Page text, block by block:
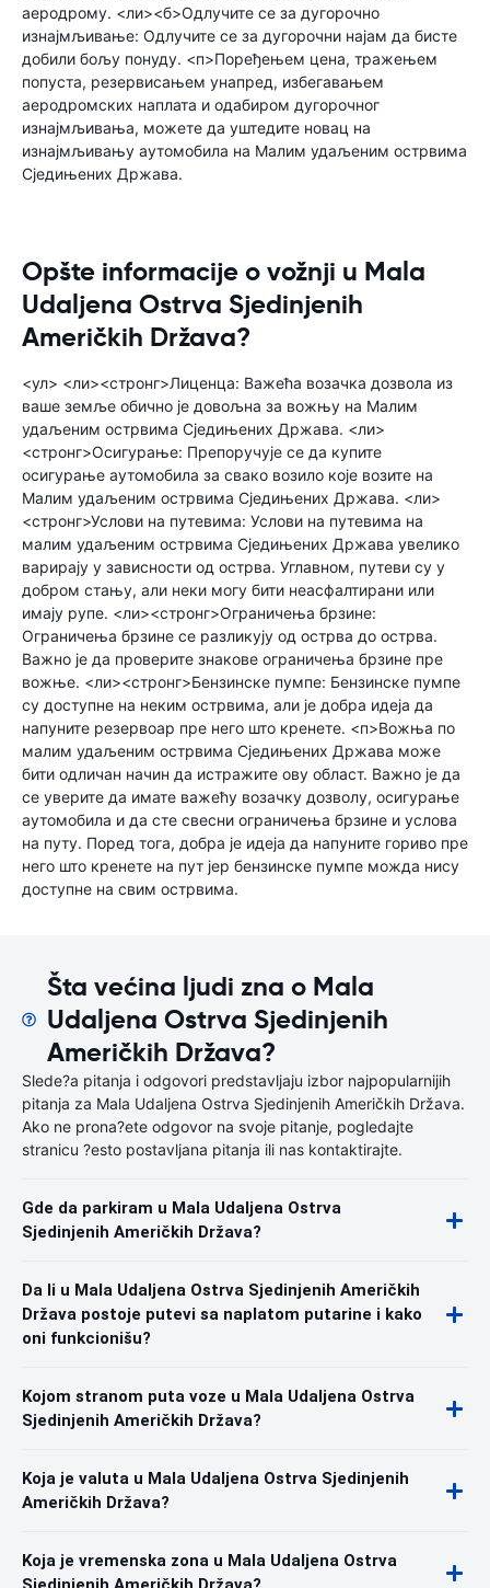
аеродрому. <ли><б>Одлучите се за дугорочно
изнајмљивање: Одлучите се за дугорочни најам да бисте
добили бољу понуду. <п>Поређењем цена, тражењем
попуста, резервисањем унапред, избегавањем
аеродромских наплата и одабиром дугорочног
изнајмљивања, можете да уштедите новац на
изнајмљивању аутомобила на Малим удаљеним острвима
Сједињених Држава.
Opšte informacije o vožnji u Mala
Udaljena Ostrva Sjedinjenih
Američkih Država?
<ул> <ли><стронг>Лиценца: Важећа возачка дозвола из
ваше земље обично је довољна за вожњу на Малим
удаљеним острвима Сједињених Држава. <ли>
<стронг>Осигурање: Препоручује се да купите
осигурање аутомобила за свако возило које возите на
Малим удаљеним острвима Сједињених Држава. <ли>
<стронг>Услови на путевима: Услови на путевима на
малим удаљеним острвима Сједињених Држава увелико
варирају у зависности од острва. Углавном, путеви су у
добром стању, али неки могу бити неасфалтирани или
имају рупе. <ли><стронг>Ограничења брзине:
Ограничења брзине се разликују од острва до острва.
Важно је да проверите знакове ограничења брзине пре
вожње. <ли><стронг>Бензинске пумпе: Бензинске пумпе
су доступне на неким острвима, али је добра идеја да
напуните резервоар пре него што кренете. <п>Вожња по
малим удаљеним острвима Сједињених Држава може
бити одличан начин да истражите ову област. Важно је да
се уверите да имате важећу возачку дозволу, осигурање
аутомобила и да сте свесни ограничења брзине и услова
на путу. Поред тога, добра је идеја да напуните гориво пре
него што кренете на пут јер бензинске пумпе можда нису
доступне на свим острвима.
Šta većina ljudi zna o Mala
Udaljena Ostrva Sjedinjenih
Američkih Država?
Slede?a pitanja i odgovori predstavljaju izbor najpopularnijih
pitanja za Mala Udaljena Ostrva Sjedinjenih Američkih Država.
Ako ne prona?ete odgovor na svoje pitanje, pogledajte
stranicu ?esto postavljana pitanja ili nas kontaktirajte.
Gde da parkiram u Mala Udaljena Ostrva
Sjedinjenih Američkih Država?
Da li u Mala Udaljena Ostrva Sjedinjenih Američkih
Država postoje putevi sa naplatom putarine i kako
oni funkcionišu?
Kojom stranom puta voze u Mala Udaljena Ostrva
Sjedinjenih Američkih Država?
Koja je valuta u Mala Udaljena Ostrva Sjedinjenih
Američkih Država?
Koja je vremenska zona u Mala Udaljena Ostrva